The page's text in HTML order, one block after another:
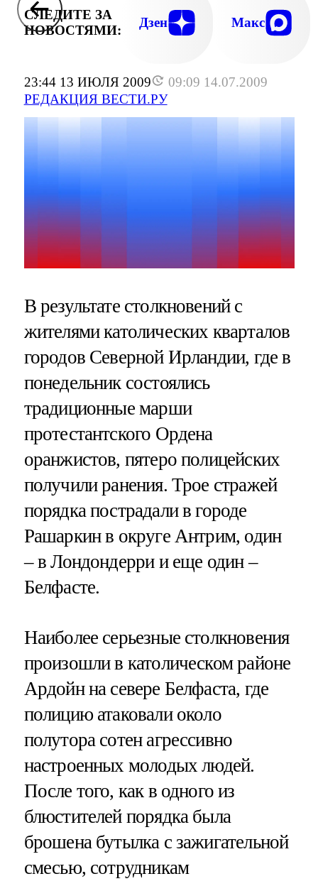
23:44 13 ИЮЛЯ 2009
09:09 14.07.2009
РЕДАКЦИЯ ВЕСТИ.РУ
СЛЕДИТЕ ЗА
НОВОСТЯМИ:
Дзен Макс
В результате столкновений с
жителями католических кварталов
городов Северной Ирландии, где в
понедельник состоялись
традиционные марши
протестантского Ордена
оранжистов, пятеро полицейских
получили ранения. Трое стражей
порядка пострадали в городе
Рашаркин в округе Антрим, один
– в Лондондерри и еще один –
Белфасте.
Наиболее серьезные столкновения
произошли в католическом районе
Ардойн на севере Белфаста, где
полицию атаковали около
полутора сотен агрессивно
настроенных молодых людей.
После того, как в одного из
блюстителей порядка была
брошена бутылка с зажигательной
смесью, сотрудникам